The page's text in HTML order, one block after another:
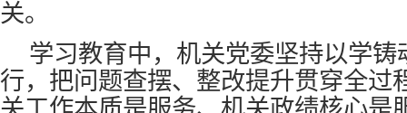
关。
学习教育中，机关党委坚持以学
行，把问题查摆、整改提升贯穿全过